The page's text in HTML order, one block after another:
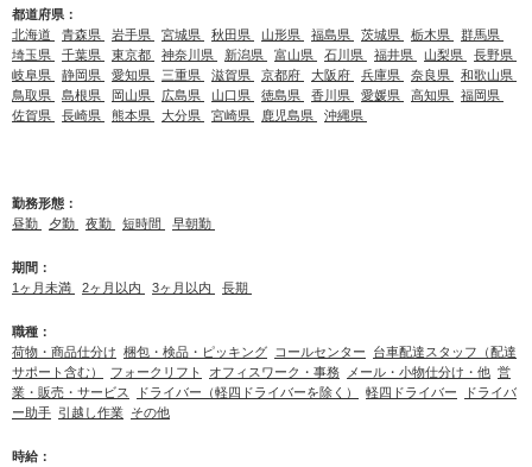
都道府県：
北海道
青森県 岩手県 宮城県 秋田県 山形県 福島県 茨城県 栃木県
群馬県
埼玉県
千葉県 東京都 神奈川県 新潟県 富山県 石川県 福井県 山梨県
長野県
岐阜県
静岡県 愛知県 三重県 滋賀県 京都府 大阪府 兵庫県 奈良県
和歌山県
鳥取県
島根県 岡山県 広島県 山口県 徳島県 香川県 愛媛県 高知県
福岡県
佐賀県
長崎県 熊本県 大分県 宮崎県 鹿児島県 沖縄県
勤務形態：
昼勤
夕勤 夜勤 短時間 早朝勤
期間：
1ヶ月未満
2ヶ月以内 3ヶ月以内 長期
職種：
荷物・商品仕分け 梱包・検品・ピッキング コールセンター
台車配達スタッフ（配達
サポート含む）
フォークリフト オフィスワーク・事務 メール・小物仕分け・他 営
業・販売・サービス
ドライバー（軽四ドライバーを除く） 軽四ドライバー
ドライバ
ー助手 引越し作業 その他
時給：